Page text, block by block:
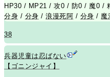
HP30 / MP21 / 攻0 / 防0 / 魔0 /
分身 / 分身 /浪漫死阿 / 分身 / 魔
38
兵器児童は忍ばない
【ゴニンジャイ】